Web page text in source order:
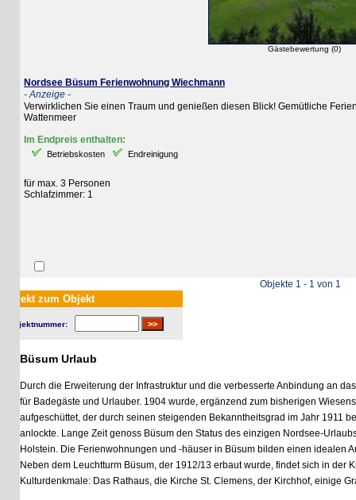
Gästebewertung (0)
Nordsee Büsum Ferienwohnung Wiechmann
- Anzeige -
Verwirklichen Sie einen Traum und genießen diesen Blick! Gemütliche
Wattenmeer
Im Endpreis enthalten:
Betriebskosten Endreinigung
für max. 3 Personen
Schlafzimmer: 1
Objekte 1 - 1 von 1
zum Objekt
Büsum Urlaub
Durch die Erweiterung der Infrastruktur und die verbesserte Anbindung an das
für Badegäste und Urlauber. 1904 wurde, ergänzend zum bisherigen
aufgeschüttet, der durch seinen steigenden Bekanntheitsgrad im Jahr 1911
anlockte. Lange Zeit genoss Büsum den Status des einzigen Nordsee-
Holstein. Die Ferienwohnungen und -häuser in Büsum bilden einen idealen
Neben dem Leuchtturm Büsum, der 1912/13 erbaut wurde, findet sich in der
Kulturdenkmale: Das Rathaus, die Kirche St. Clemens, der Kirchhof, einige